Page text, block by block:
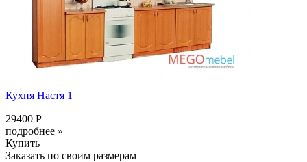
Кухня Настя 1
29400 Р
подробнее »
Купить
Заказать по своим размерам